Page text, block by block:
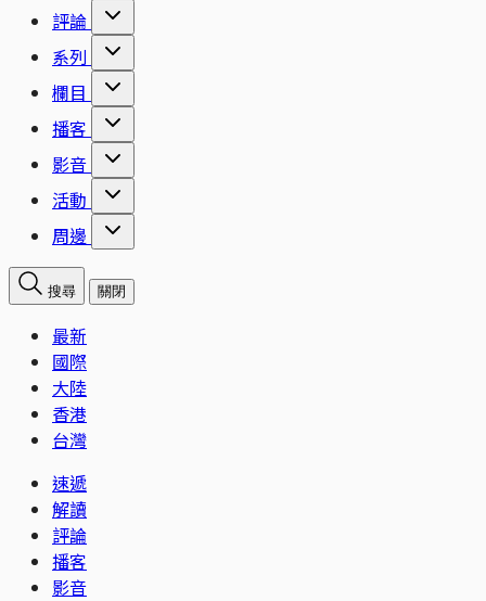
評論
系列
欄目
播客
影音
活動
周邊
搜尋 關閉
最新
國際
大陸
香港
台灣
速遞
解讀
評論
播客
影音